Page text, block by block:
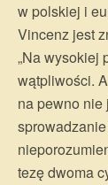
w polskiej i
Vincenz jest
„Na wysokiej
wątpliwości.
na pewno nie
tezę dwoma